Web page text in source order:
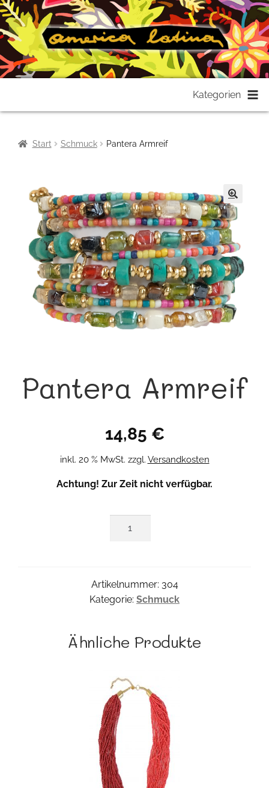
springen
springen
Kategorien
Start Schmuck Pantera Armreif
🔍
Pantera Armreif
14,85 €
inkl. 20 % MwSt. zzgl. Versandkosten
Achtung! Zur Zeit nicht verfügbar.
Artikelnummer: 304
Kategorie: Schmuck
Ähnliche Produkte